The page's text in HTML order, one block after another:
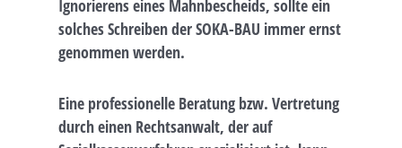
Ignorierens eines Mahnbescheids, sollte ein
solches Schreiben der SOKA-BAU immer ernst
genommen werden.
Eine professionelle Beratung bzw. Vertretung
durch einen Rechtsanwalt, der auf